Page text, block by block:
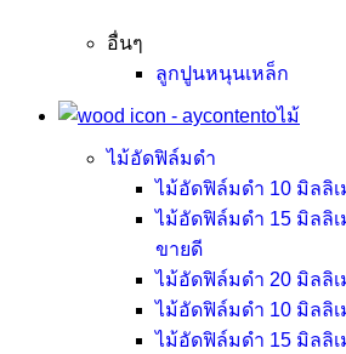
อื่นๆ
ลูกปูนหนุนเหล็ก
ไม้
ไม้อัดฟิล์มดำ
ไม้อัดฟิล์มดำ 10 มิลลิเ
ไม้อัดฟิล์มดำ 15 มิลลิเ
ขายดี
ไม้อัดฟิล์มดำ 20 มิลลิเ
ไม้อัดฟิล์มดำ 10 มิลลิเ
ไม้อัดฟิล์มดำ 15 มิลลิเ